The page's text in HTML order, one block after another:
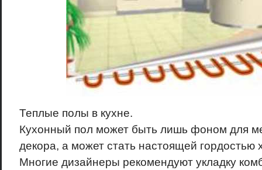
Теплые полы в кухне.
Кухонный пол может быть лишь фоном для
декора, а может стать настоящей гордостью
Многие дизайнеры рекомендуют укладку